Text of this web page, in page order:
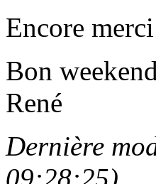
Encore
Bon weekend
René
Dernière
09:28:25)